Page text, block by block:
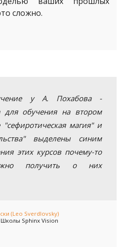
сложно.
у А. Похабова -
для обучения на втором
"сефиротическая магия" и
выделены синим
этих курсов почему-то
получить о них
(Leo Sverdlovsky)
Школы Sphinx Vision